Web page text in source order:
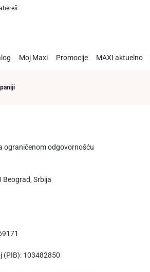
Moj Maxi Promocije MAXI aktuelno
ograničenom odgovornošću
Srbija
(PIB): 103482850